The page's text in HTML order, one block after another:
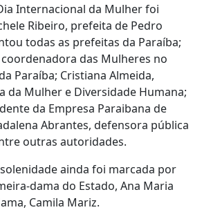
Internacional da Mulher foi
Ribeiro, prefeita de Pedro
todas as prefeitas da Paraíba;
das Mulheres no
Paraíba; Cristiana Almeida,
da Mulher e Diversidade Humana;
da Empresa Paraibana de
Abrantes, defensora pública
outras autoridades.
ainda foi marcada por
dama do Estado, Ana Maria
Camila Mariz.